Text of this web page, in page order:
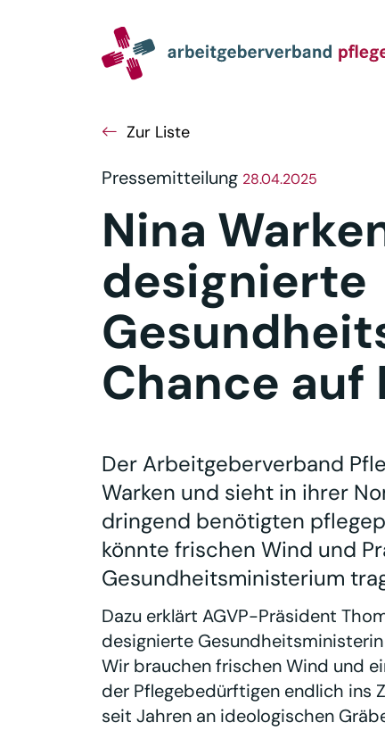
Zur Liste
Pressemitteilung 28.04.2025
Nina
designierte
Chance auf
Der Arbeitgeberverband
Warken und sieht in ihrer
dringend benötigten
könnte frischen Wind und
Gesundheitsministerium
Dazu erklärt AGVP-Präsident
designierte
Wir brauchen frischen Wind und
der Pflegebedürftigen endlich ins
seit Jahren an ideologischen